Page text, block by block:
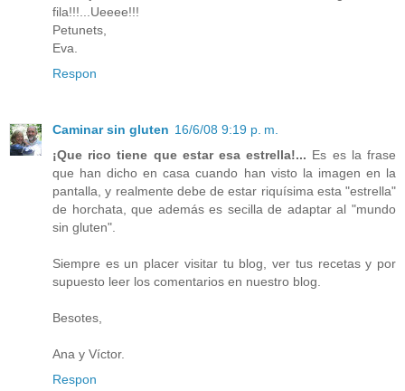
fila!!!...Ueeee!!!
Petunets,
Eva.
Respon
Caminar sin gluten 16/6/08 9:19 p. m.
¡Que rico tiene que estar esa estrella!... Es es la frase
que han dicho en casa cuando han visto la imagen en la
pantalla, y realmente debe de estar riquísima esta "estrella"
de horchata, que además es secilla de adaptar al "mundo
sin gluten".
Siempre es un placer visitar tu blog, ver tus recetas y por
supuesto leer los comentarios en nuestro blog.
Besotes,
Ana y Víctor.
Respon